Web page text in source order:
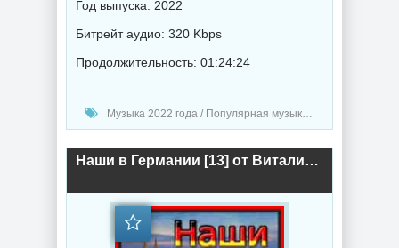
Год выпуска: 2022
Битрейт аудио: 320 Kbps
Продолжительность: 01:24:24
Музыка 2022 года / Популярная музыка / Танцевальная музыка / Сборник музыка
Наши в Германии [13] от Виталия 72 (2021) торрент